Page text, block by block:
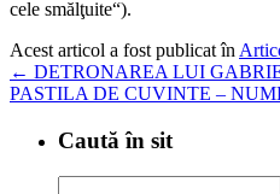
cele smălţuite“).
Acest articol a fost publicat în
← DETRONAREA LUI
PASTILA DE CUVINTE –
Caută în sit